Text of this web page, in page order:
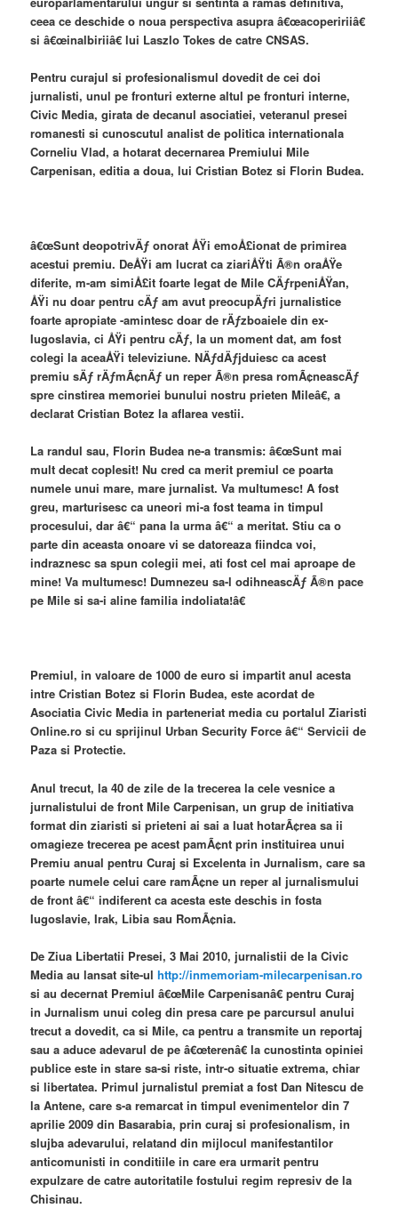
ceea ce deschide o noua perspectiva asupra â€œacopeririiâ€
si â€œinalbiriiâ€ lui Laszlo Tokes de catre CNSAS.
Pentru curajul si profesionalismul dovedit de cei doi
jurnalisti, unul pe fronturi externe altul pe fronturi interne,
Civic Media, girata de decanul asociatiei, veteranul presei
romanesti si cunoscutul analist de politica internationala
Corneliu Vlad, a hotarat decernarea Premiului Mile
Carpenisan, editia a doua, lui Cristian Botez si Florin Budea.
â€œSunt deopotrivÄƒ onorat ÅŸi emoÅ£ionat de primirea
acestui premiu. DeÅŸi am lucrat ca ziariÅŸti Ã®n oraÅŸe
diferite, m-am simiÅ£it foarte legat de Mile CÄƒrpeniÅŸan,
ÅŸi nu doar pentru cÄƒ am avut preocupÄƒri jurnalistice
foarte apropiate -amintesc doar de rÄƒzboaiele din ex-
Iugoslavia, ci ÅŸi pentru cÄƒ, la un moment dat, am fost
colegi la aceaÅŸi televiziune. NÄƒdÄƒjduiesc ca acest
premiu sÄƒ rÄƒmÃ¢nÄƒ un reper Ã®n presa romÃ¢neascÄƒ
spre cinstirea memoriei bunului nostru prieten Mileâ€, a
declarat Cristian Botez la aflarea vestii.
La randul sau, Florin Budea ne-a transmis: â€œSunt mai
mult decat coplesit! Nu cred ca merit premiul ce poarta
numele unui mare, mare jurnalist. Va multumesc! A fost
greu, marturisesc ca uneori mi-a fost teama in timpul
procesului, dar â€“ pana la urma â€“ a meritat. Stiu ca o
parte din aceasta onoare vi se datoreaza fiindca voi,
indraznesc sa spun colegii mei, ati fost cel mai aproape de
mine! Va multumesc! Dumnezeu sa-l odihneascÄƒ Ã®n pace
pe Mile si sa-i aline familia indoliata!â€
Premiul, in valoare de 1000 de euro si impartit anul acesta
intre Cristian Botez si Florin Budea, este acordat de
Asociatia Civic Media in parteneriat media cu portalul Ziaristi
Online.ro si cu sprijinul Urban Security Force â€“ Servicii de
Paza si Protectie.
Anul trecut, la 40 de zile de la trecerea la cele vesnice a
jurnalistului de front Mile Carpenisan, un grup de initiativa
format din ziaristi si prieteni ai sai a luat hotarÃ¢rea sa ii
omagieze trecerea pe acest pamÃ¢nt prin instituirea unui
Premiu anual pentru Curaj si Excelenta in Jurnalism, care sa
poarte numele celui care ramÃ¢ne un reper al jurnalismului
de front â€“ indiferent ca acesta este deschis in fosta
Iugoslavie, Irak, Libia sau RomÃ¢nia.
De Ziua Libertatii Presei, 3 Mai 2010, jurnalistii de la Civic
Media au lansat site-ulhttp://inmemoriam-milecarpenisan.ro
si au decernat Premiul â€œMile Carpenisanâ€ pentru Curaj
in Jurnalism unui coleg din presa care pe parcursul anului
trecut a dovedit, ca si Mile, ca pentru a transmite un reportaj
sau a aduce adevarul de pe â€œterenâ€ la cunostinta opiniei
publice este in stare sa-si riste, intr-o situatie extrema, chiar
si libertatea. Primul jurnalistul premiat a fost Dan Nitescu de
la Antene, care s-a remarcat in timpul evenimentelor din 7
aprilie 2009 din Basarabia, prin curaj si profesionalism, in
slujba adevarului, relatand din mijlocul manifestantilor
anticomunisti in conditiile in care era urmarit pentru
expulzare de catre autoritatile fostului regim represiv de la
Chisinau.